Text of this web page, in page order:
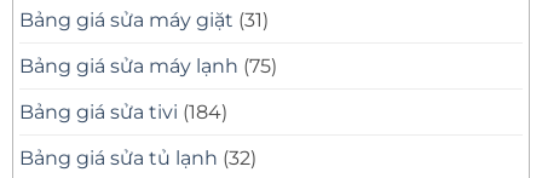
Có
Mặt
Báo
Giá
Bạch
Quận
11
Tín
–
Mặt
Nhanh,
Đúng
Bệnh
Bảng giá sửa máy giặt (31)
Bảng giá sửa máy lạnh (75)
Bảng giá sửa tivi (184)
Bảng giá sửa tủ lạnh (32)